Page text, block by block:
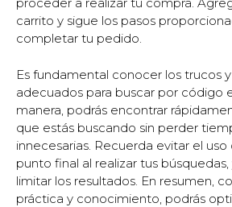
carrito y sigue los pasos
completar tu pedido.
Es fundamental conocer los trucos
adecuados para buscar por código
manera, podrás encontrar
que estás buscando sin perder
innecesarias. Recuerda evitar el uso
punto final al realizar tus
limitar los resultados. En resumen,
práctica y conocimiento, podrás